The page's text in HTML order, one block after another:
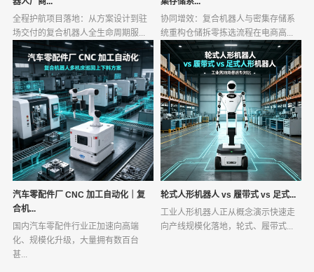
全程护航项目落地：从方案设计到驻
场交付的复合机器人全生命周期服...
协同增效：复合机器人与密集存储系
统重构仓储拆零拣选流程在电商高...
汽车零配件厂 CNC 加工自动化｜复
合机...
国内汽车零配件行业正加速向高端
化、规模化升级，大量拥有数百台
甚...
轮式人形机器人 vs 履带式 vs 足式...
工业人形机器人正从概念演示快速走
向产线规模化落地，轮式、履带式...